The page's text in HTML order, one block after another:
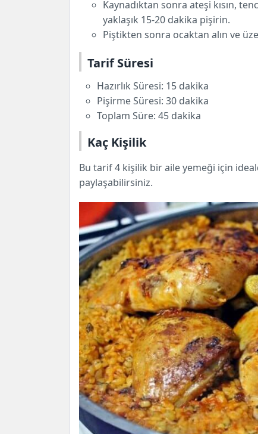
Kaynadıktan sonra ateşi kısın,
yaklaşık 15-20 dakika pişirin.
Piştikten sonra ocaktan alın ve
Tarif Süresi
Hazırlık Süresi: 15 dakika
Pişirme Süresi: 30 dakika
Toplam Süre: 45 dakika
Kaç Kişilik
Bu tarif 4 kişilik bir aile yemeği için
paylaşabilirsiniz.